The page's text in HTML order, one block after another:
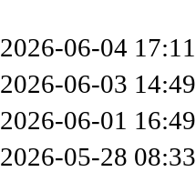
2026-06-04 17:11
2026-06-03 14:49
2026-06-01 16:49
2026-05-28 08:33